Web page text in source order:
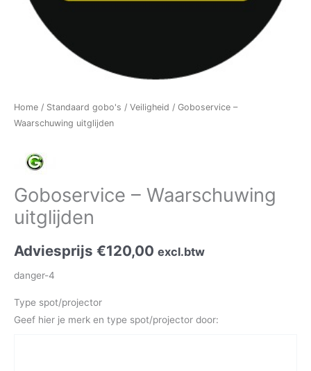
Home / Standaard gobo's / Veiligheid / Goboservice –
Waarschuwing uitglijden
Goboservice – Waarschuwing
uitglijden
Adviesprijs €120,00 excl.btw
danger-4
Type spot/projector
Geef hier je merk en type spot/projector door: